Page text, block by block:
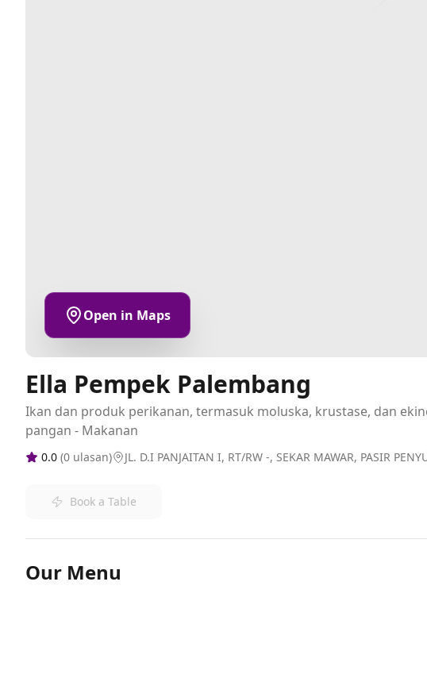
Open in Maps
Ella Pempek Palembang
Ikan dan produk perikanan, termasuk moluska, krustase, dan
pangan - Makanan
0.0 (0 ulasan) JL. D.I PANJAITAN I, RT/RW -, SEKAR MAWAR, PASIR
Book a Table
Our Menu